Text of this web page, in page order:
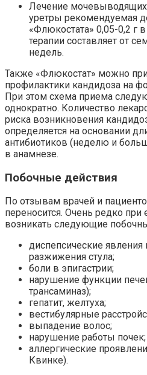
Лечение мочевыводящих
уретры рекомендуемая
«Флюкостата» 0,05-0,2 г
терапии составляет от
недель.
Также «Флюкостат» можно
профилактики кандидоза на
При этом схема приема
однократно. Количество
риска возникновения
определяется на основании
антибиотиков (неделю и
в анамнезе.
Побочные действия
По отзывам врачей и
переносится. Очень редко
возникать следующие
диспепсические
разжижения стула;
боли в эпигастрии;
нарушение функции
трансаминаз);
гепатит, желтуха;
вестибулярные
выпадение волос;
нарушение работы почек;
аллергические
Квинке).